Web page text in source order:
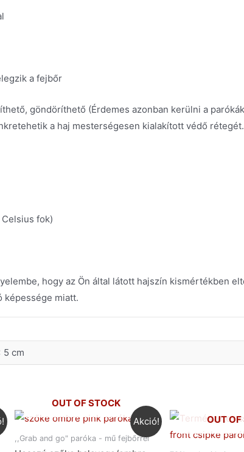
a fejbőr
göndöríthető (Érdemes azonban kerülni a
a haj mesterségesen kialakított védő
Celsius fok)
hogy az Ön által látott hajszín kismértékben
képessége miatt.
5 cm
Akció!
OUT OF STOCK
,,Grab and go" paróka - mű fejbőrrel
OUT